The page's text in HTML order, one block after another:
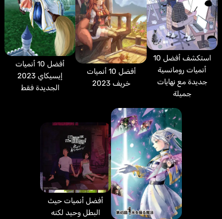
استكشف أفضل 10
أنميات رومانسية
جديدة مع نهايات
جميلة
أفضل 10 أنميات
خريف 2023
أفضل 10 أنميات
إيسيكاي 2023
الجديدة فقط
أفضل أنميات حيث
البطل وحيد لكنه